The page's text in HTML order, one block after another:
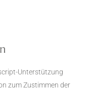
Unterstützung
zum Zustimmen der